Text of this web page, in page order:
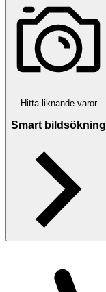
Traderas köparskydd
Hitta liknande varor
Smart bildsökning